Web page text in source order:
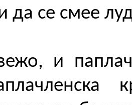
да се смее
и